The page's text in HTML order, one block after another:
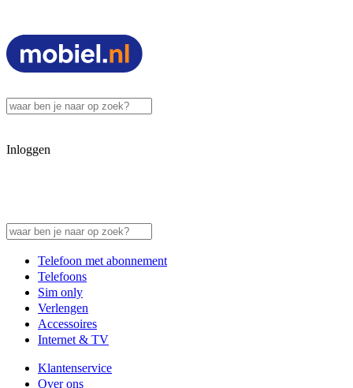
Inloggen
Telefoon met abonnement
Telefoons
Sim only
Verlengen
Accessoires
Internet & TV
Klantenservice
Over ons